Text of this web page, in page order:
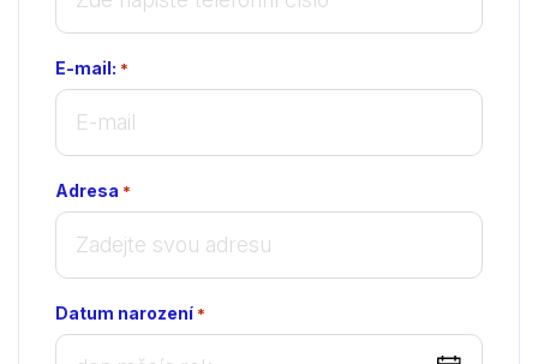
E-mail: *
Adresa *
Datum narození *